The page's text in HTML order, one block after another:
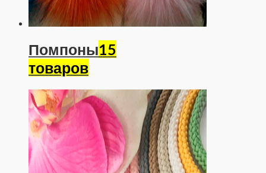
Помпоны15
товаров